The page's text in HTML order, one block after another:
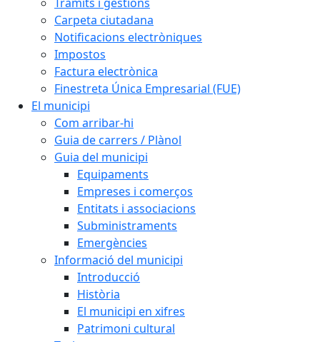
Carpeta ciutadana
Notificacions electròniques
Impostos
Factura electrònica
Finestreta Única Empresarial (FUE)
El municipi
Com arribar-hi
Guia de carrers / Plànol
Guia del municipi
Equipaments
Empreses i comerços
Entitats i associacions
Subministraments
Emergències
Informació del municipi
Introducció
Història
El municipi en xifres
Patrimoni cultural